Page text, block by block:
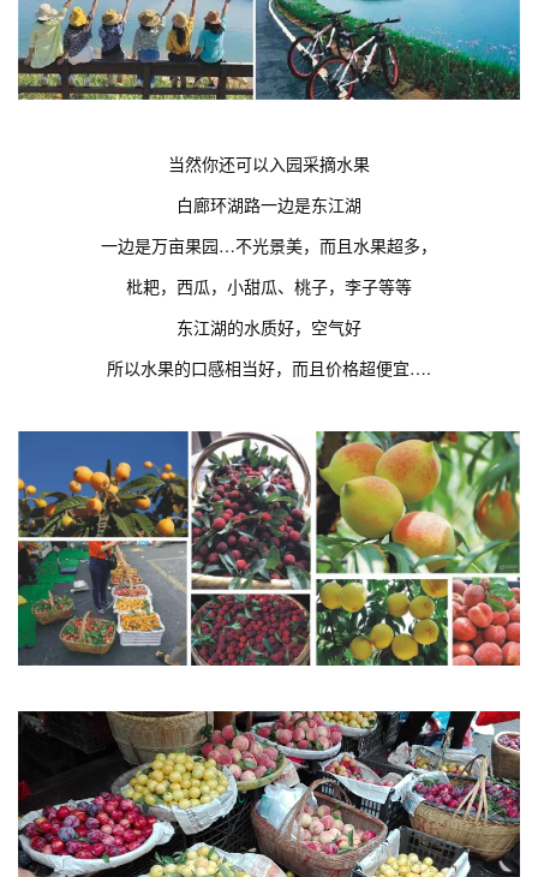
当然你还可以入园采摘水果
白廊环湖路一边是东江湖
一边是万亩果园…不光景美，而且水果超多，
枇耙，西瓜，小甜瓜、桃子，李子等等
东江湖的水质好，空气好
所以水果的口感相当好，而且价格超便宜….